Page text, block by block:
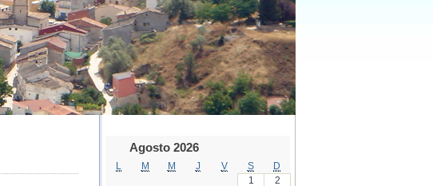
Agosto 2026
M M J V S
D
1
2